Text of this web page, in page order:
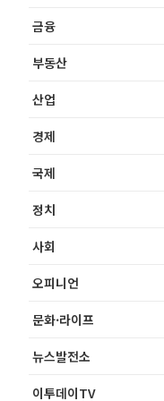
금융
부동산
산업
경제
국제
정치
사회
오피니언
문화·라이프
뉴스발전소
이투데이TV